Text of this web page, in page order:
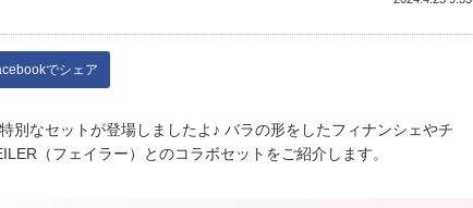
でシェア
別なセットが登場しましたよ♪ バラの形をしたフィナンシェやチ
（フェイラー）とのコラボセットをご紹介します。